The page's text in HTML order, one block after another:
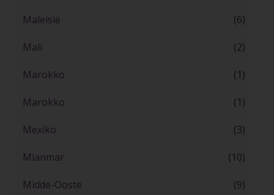
Maleisië (6)
Mali (2)
Marokko (1)
Marokko (1)
Mexiko (3)
Mianmar (10)
Midde-Ooste (9)